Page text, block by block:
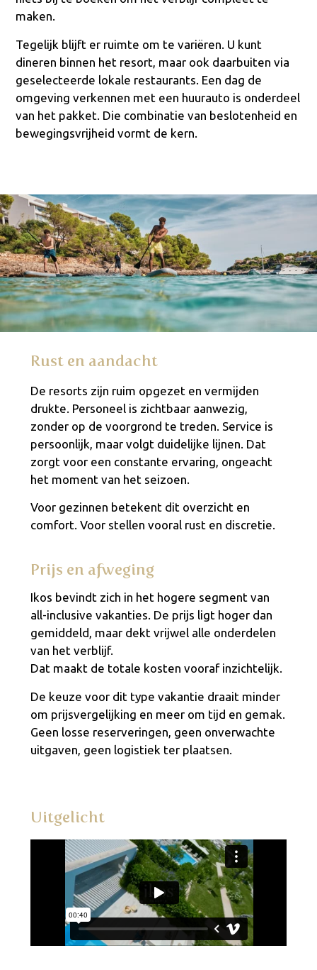
maken.
Tegelijk blijft er ruimte om te variëren. U kunt
dineren binnen het resort, maar ook daarbuiten via
geselecteerde lokale restaurants. Een dag de
omgeving verkennen met een huurauto is onderdeel
van het pakket. Die combinatie van beslotenheid en
bewegingsvrijheid vormt de kern.
Rust en aandacht
De resorts zijn ruim opgezet en vermijden
drukte. Personeel is zichtbaar aanwezig,
zonder op de voorgrond te treden. Service is
persoonlijk, maar volgt duidelijke lijnen. Dat
zorgt voor een constante ervaring, ongeacht
het moment van het seizoen.
Voor gezinnen betekent dit overzicht en
comfort. Voor stellen vooral rust en discretie.
Prijs en afweging
Ikos bevindt zich in het hogere segment van
all-inclusive vakanties. De prijs ligt hoger dan
gemiddeld, maar dekt vrijwel alle onderdelen
van het verblijf.
Dat maakt de totale kosten vooraf inzichtelijk.
De keuze voor dit type vakantie draait minder
om prijsvergelijking en meer om tijd en gemak.
Geen losse reserveringen, geen onverwachte
uitgaven, geen logistiek ter plaatsen.
Uitgelicht